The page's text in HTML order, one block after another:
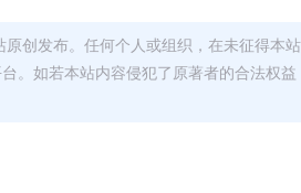
创发布。任何个人或组织，在未征得本
。如若本站内容侵犯了原著者的合法权